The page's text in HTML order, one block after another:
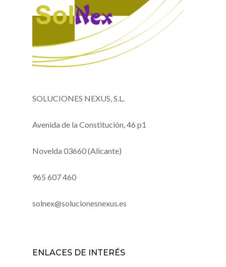
SOLUCIONES NEXUS, S.L.
Avenida de la Constitución, 46 p1
Novelda 03660 (Alicante)
965 607 460
solnex@solucionesnexus.es
ENLACES DE INTERÉS